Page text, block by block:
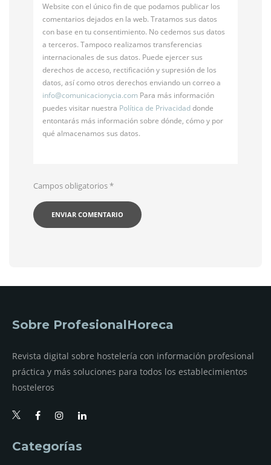
Website con el único fin de que podamos publicar los
comentarios dejados en la web. Tratamos sus datos
con base en tu consentimiento. No cedemos sus datos
a terceros. Tampoco realizamos transferencias
internacionales de sus datos. Puede ejercer sus
derechos de acceso, rectificación y supresión de los
datos, así como otros derechos enviando un correo a
info@comunicacionycia.com Para más información
puedes visitar nuestra Política de Privacidaddonde
entontarás más información sobre dónde, cómo y por
qué almacenamos sus datos.
Campos obligatorios*
Sobre ProfesionalHoreca
Revista digital sobre hostelería con información profesional
práctica y más soluciones para todos los establecimientos
hosteleros
Categorías